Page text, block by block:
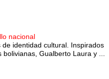
nacional
identidad cultural. Inspirados
Gualberto Laura y ...